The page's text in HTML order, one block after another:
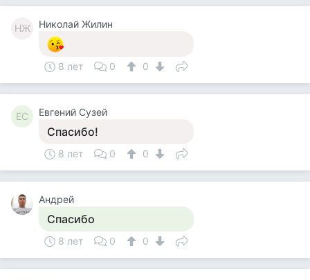
НЖ Николай Жилин
8 лет 0 0
ЕС Евгений Сузей
Спасибо!
8 лет 0 0
Андрей
Спасибо
8 лет 0 0